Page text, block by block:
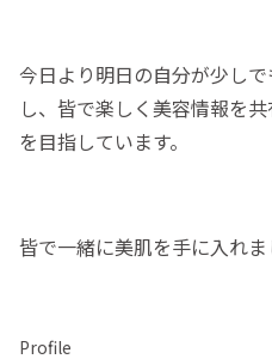
今日より明日の自分が少し
し、皆で楽しく美容情報を
を目指しています。
皆で一緒に美肌を手に入れま
Profile